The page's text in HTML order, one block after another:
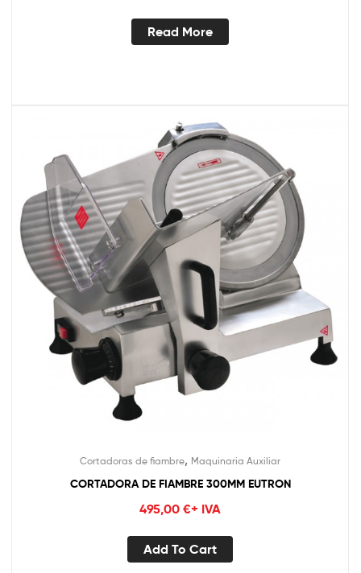
Read More
Cortadoras de fiambre, Maquinaria Auxiliar
CORTADORA DE FIAMBRE 300MM EUTRON
495,00 €+ IVA
Add To Cart